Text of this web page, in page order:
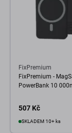
FixPremium
FixPremium -
PowerBank 10
507 Kč
SKLADEM 10+ ks